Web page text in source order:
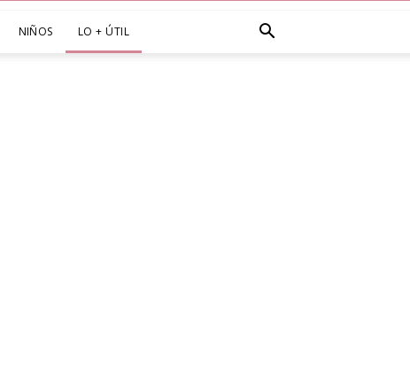
NIÑOS LO + ÚTIL